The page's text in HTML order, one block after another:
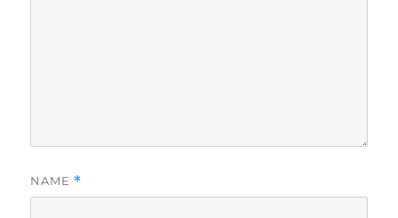
NAME *